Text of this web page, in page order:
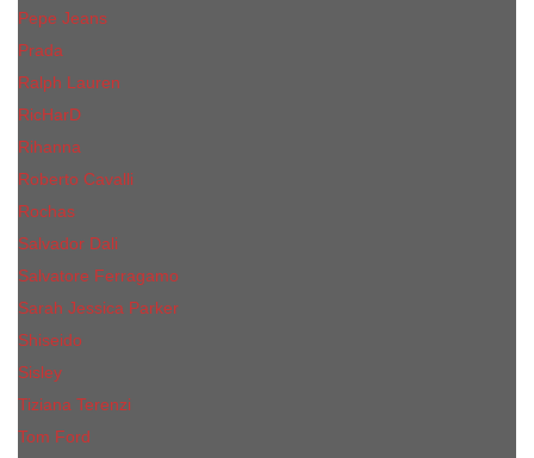
Pepe Jeans
Prada
Ralph Lauren
RicHarD
Rihanna
Roberto Cavalli
Rochas
Salvador Dali
Salvatore Ferragamo
Sarah Jessica Parker
Shiseido
Sisley
Tiziana Terenzi
Tom Ford